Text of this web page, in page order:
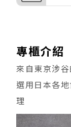
專櫃介紹
來自東京涉
選用日本各
理